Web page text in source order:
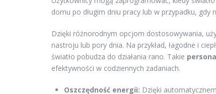
domu po długim dniu pracy lub w przypadku, gdy
Dzięki różnorodnym opcjom dostosowywania,
nastroju lub pory dnia. Na przykład, łagodne i
światło pobudza do działania rano. Takie
efektywności w codziennych zadaniach.
Oszczędność energii: Dzięki